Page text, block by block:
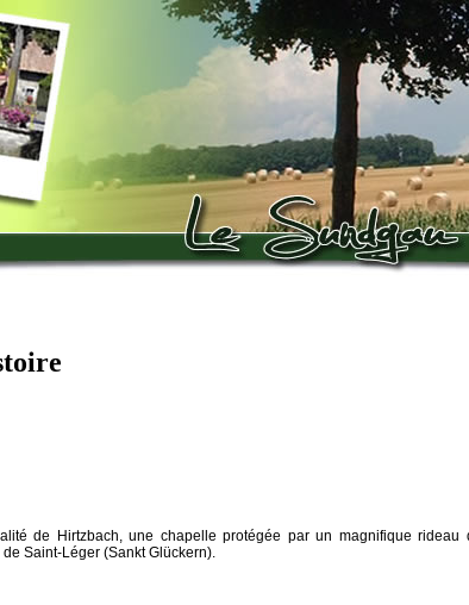
de Hirtzbach, une chapelle protégée par un magnifique rideau
Saint-Léger (Sankt Glückern).